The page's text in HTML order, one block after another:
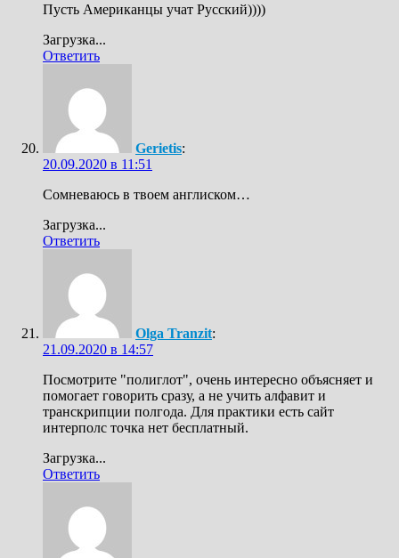
Пусть Американцы учат Русский))))
Загрузка...
Ответить
Gerietis:
20.09.2020 в 11:51
Сомневаюсь в твоем англиском…
Загрузка...
Ответить
Olga Tranzit:
21.09.2020 в 14:57
Посмотрите "полиглот", очень интересно объясняет и
помогает говорить сразу, а не учить алфавит и
транскрипции полгода. Для практики есть сайт
интерполс точка нет бесплатный.
Загрузка...
Ответить